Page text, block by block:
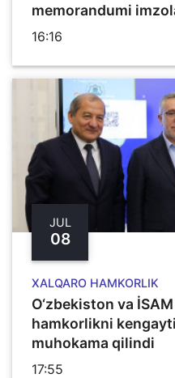
memorandumi
16:16
JUL
08
XALQARO HAMKORLIK
O‘zbekiston va
hamkorlikni
muhokama qilindi
17:55